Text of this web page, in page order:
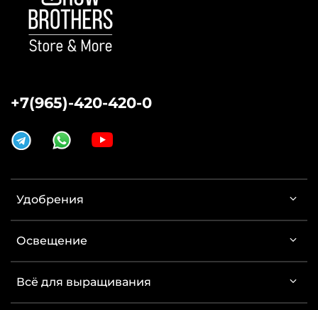
Удобрения
Освещение
Всё для выращивания
+7(965)-420-420-0